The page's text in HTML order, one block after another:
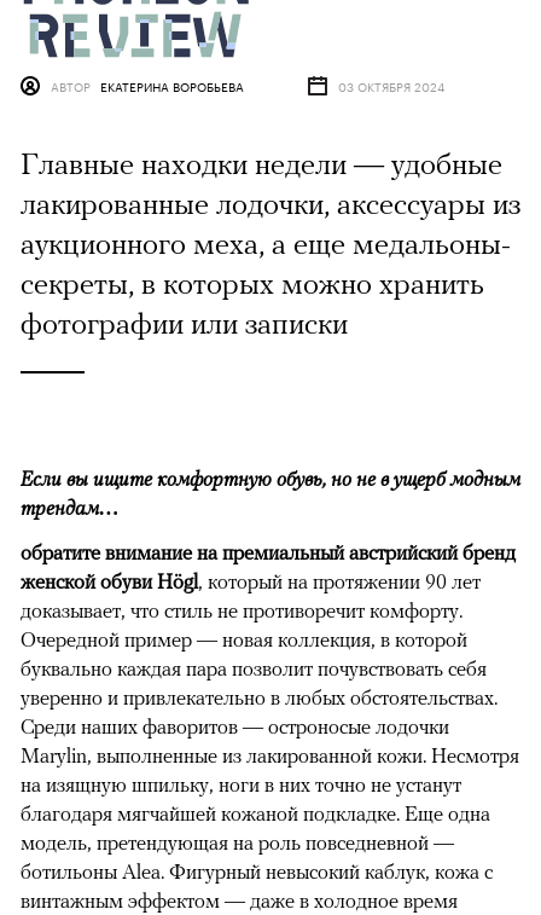
АВТОР ЕКАТЕРИНА ВОРОБЬЕВА 03 ОКТЯБРЯ 2024
Главные находки недели — удобные
лакированные лодочки, аксессуары из
аукционного меха, а еще медальоны-
секреты, в которых можно хранить
фотографии или записки
Если вы ищите комфортную обувь, но не в ущерб модным
трендам…
обратите внимание на премиальный австрийский бренд
женской обуви Högl, который на протяжении 90 лет
доказывает, что стиль не противоречит комфорту.
Очередной пример — новая коллекция, в которой
буквально каждая пара позволит почувствовать себя
уверенно и привлекательно в любых обстоятельствах.
Среди наших фаворитов — остроносые лодочки
Marylin, выполненные из лакированной кожи. Несмотря
на изящную шпильку, ноги в них точно не устанут
благодаря мягчайшей кожаной подкладке. Еще одна
модель, претендующая на роль повседневной —
ботильоны Alea. Фигурный невысокий каблук, кожа с
винтажным эффектом — даже в холодное время